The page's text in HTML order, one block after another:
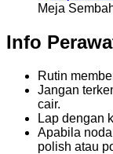
Meja
Info
Rutin
Jangan
cair.
Lap dengan
Apabila
polish atau